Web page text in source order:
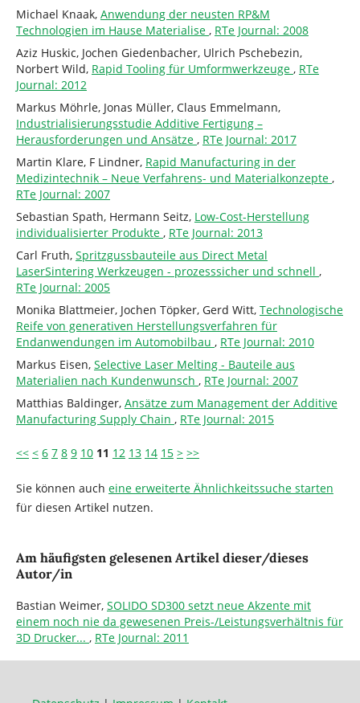
Michael Knaak, Anwendung der neusten RP&M
Technologien im Hause Materialise , RTe Journal: 2008
Aziz Huskic, Jochen Giedenbacher, Ulrich Pschebezin,
Norbert Wild, Rapid Tooling für Umformwerkzeuge , RTe
Journal: 2012
Markus Möhrle, Jonas Müller, Claus Emmelmann,
Industrialisierungsstudie Additive Fertigung –
Herausforderungen und Ansätze , RTe Journal: 2017
Martin Klare, F Lindner, Rapid Manufacturing in der
Medizintechnik – Neue Verfahrens- und Materialkonzepte ,
RTe Journal: 2007
Sebastian Spath, Hermann Seitz, Low-Cost-Herstellung
individualisierter Produkte , RTe Journal: 2013
Carl Fruth, Spritzgussbauteile aus Direct Metal
LaserSintering Werkzeugen - prozesssicher und schnell ,
RTe Journal: 2005
Monika Blattmeier, Jochen Töpker, Gerd Witt, Technologische
Reife von generativen Herstellungsverfahren für
Endanwendungen im Automobilbau , RTe Journal: 2010
Markus Eisen, Selective Laser Melting - Bauteile aus
Materialien nach Kundenwunsch , RTe Journal: 2007
Matthias Baldinger, Ansätze zum Management der Additive
Manufacturing Supply Chain , RTe Journal: 2015
<< < 6 7 8 9 10 11 12 13 14 15 > >>
Sie können auch eine erweiterte Ähnlichkeitssuche starten
für diesen Artikel nutzen.
Am häufigsten gelesenen Artikel dieser/dieses
Autor/in
Bastian Weimer, SOLIDO SD300 setzt neue Akzente mit
einem noch nie da gewesenen Preis-/Leistungsverhältnis für
3D Drucker... , RTe Journal: 2011